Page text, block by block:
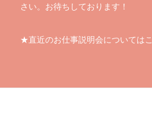
さい。お待ちしております！
★直近のお仕事説明会については